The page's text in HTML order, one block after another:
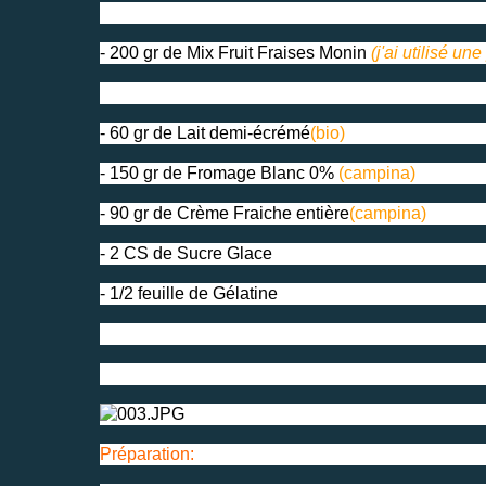
- 200 gr de Mix Fruit Fraises Monin (j'ai utilisé une
- 60 gr de Lait demi-écrémé(bio)
- 150 gr de Fromage Blanc 0% (campina)
- 90 gr de Crème Fraiche entière(campina)
- 2 CS de Sucre Glace
- 1/2 feuille de Gélatine
Préparation: